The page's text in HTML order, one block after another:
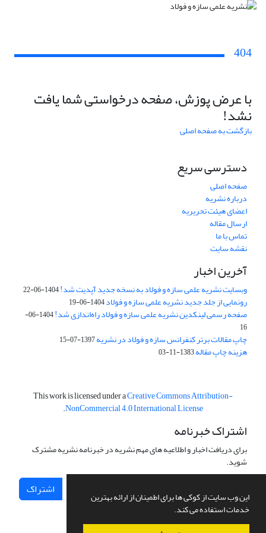
این وب سایت از کوکی ها برای اطمینان از ارائه بهترین
خدمات استفاده می کند.
404
با عرض پوزش، صفحه درخواستی شما یافت
نشد!
بازگشت به صفحه اصلی
دسترسی سریع
صفحه اصلی
درباره نشریه
اعضای هیئت تحریریه
ارسال مقاله
تماس با ما
نقشه سایت
آخرین اخبار
وبسایت نشریه علمی سازه و فولاد به نسخه جدید آپدیت شد!1404-06-22
رونمایی از جلد جدید نشریه علمی سازه و فولاد1404-06-19
صفحه رسمی لینکدین نشریه علمی سازه و فولاد راه‌اندازی شد!
1404-06-
16
چاپ مقالات برتر کنفرانس سازه و فولاد در نشریه1397-07-15
هزینه چاپ مقاله1383-11-03
This work is licensed under aCreative Commons Attribution-
NonCommercial 4.0 International License
.
اشتراک خبرنامه
برای دریافت اخبار و اطلاعیه های مهم نشریه در خبرنامه نشریه مشترک
شوید.
اشتراک